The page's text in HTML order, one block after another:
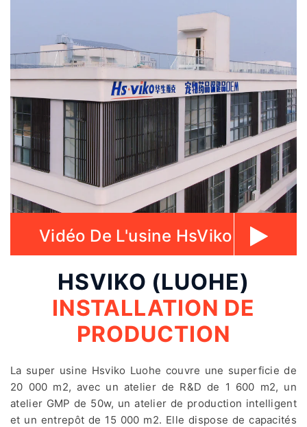
Vidéo De L'usine HsViko
HSVIKO (LUOHE)
INSTALLATION DE
PRODUCTION
La super usine Hsviko Luohe couvre une superficie de
20 000 m2, avec un atelier de R&D de 1 600 m2, un
atelier GMP de 50w, un atelier de production intelligent
et un entrepôt de 15 000 m2. Elle dispose de capacités